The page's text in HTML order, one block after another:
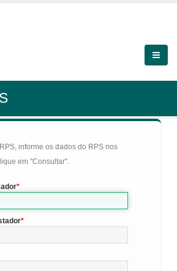
informe os dados do RPS nos
em "Consultar".